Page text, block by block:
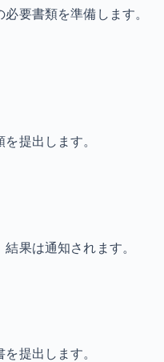
要書類を準備します。
提出します。
果は通知されます。
提出します。